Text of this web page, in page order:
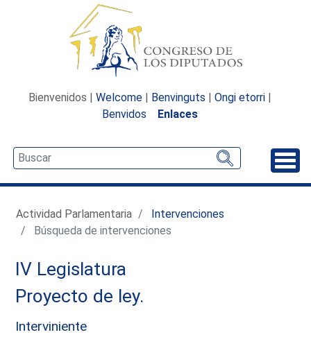
Bienvenidos | Welcome | Benvinguts | Ongi etorri |
Benvidos
Enlaces
Actividad Parlamentaria
Intervenciones
Búsqueda de intervenciones
IV Legislatura
Proyecto de ley.
Interviniente